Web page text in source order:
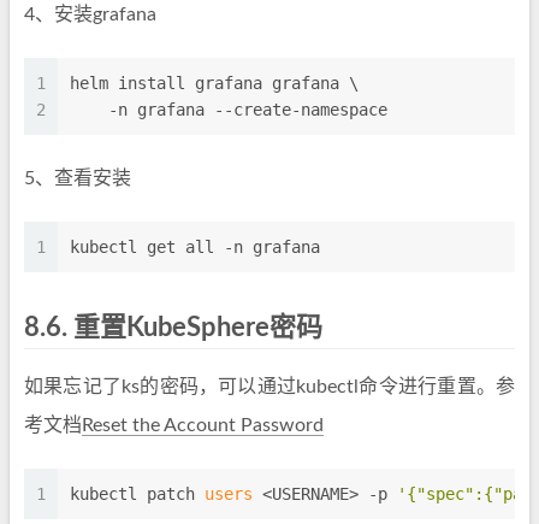
4、安装grafana
1
2
helm install grafana grafana \
    -n grafana --create-namespace
5、查看安装
1 kubectl get all -n grafana
8.6. 重置KubeSphere密码
如果忘记了ks的密码，可以通过kubectl命令进行重置。参
考文档 Reset the Account Password
1 kubectl patch users <USERNAME> -p